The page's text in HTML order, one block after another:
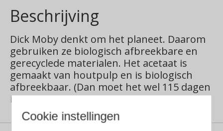
Beschrijving
Dick Moby denkt om het planeet. Daarom
gebruiken ze biologisch afbreekbare en
gerecyclede materialen. Het acetaat is
gemaakt van houtpulp en is biologisch
afbreekbaar. (Dan moet het wel 115 dagen
in compostgrond liggen)
Cookie instellingen